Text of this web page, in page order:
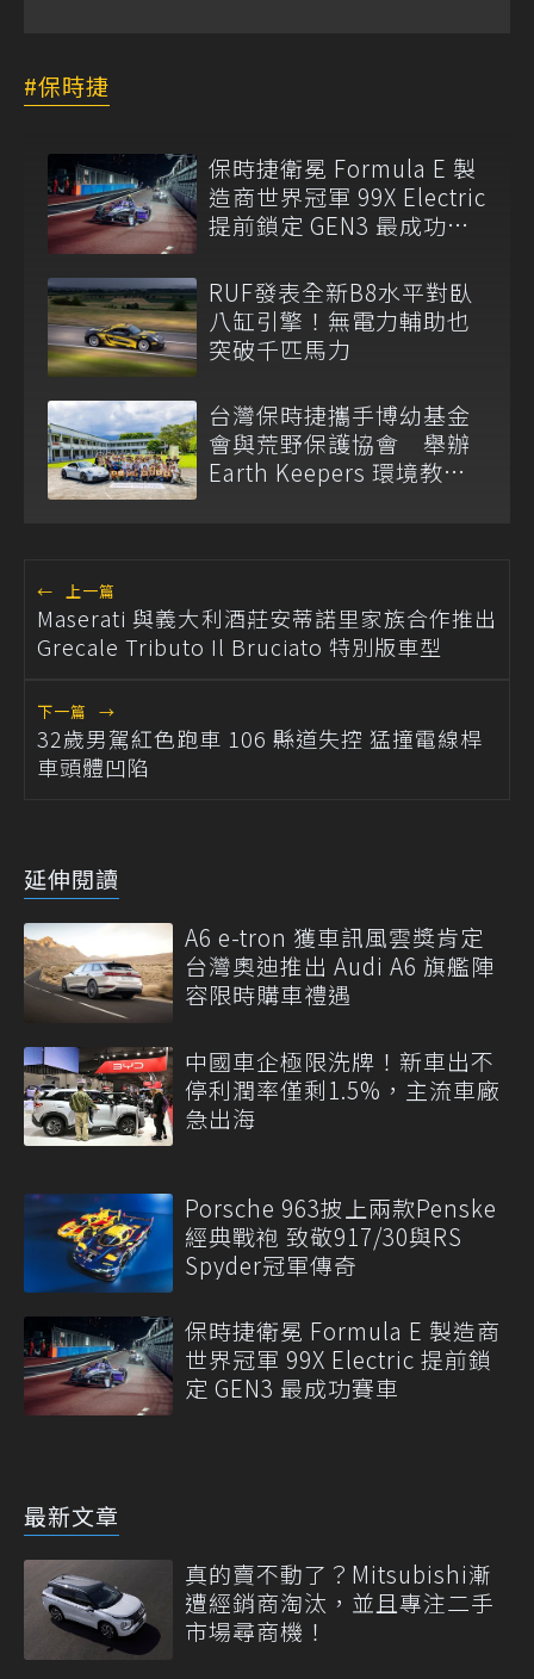
保時捷
保時捷衛冕 Formula E 製
造商世界冠軍 99X Electric
提前鎖定 GEN3 最成功賽
RUF發表全新B8水平對臥
八缸引擎！無電力輔助也
突破千匹馬力
台灣保時捷攜手博幼基金
會與荒野保護協會 舉辦
Earth Keepers 環境教育
← 上一篇
Maserati 與義大利酒莊安蒂諾里家族合作推出
Grecale Tributo Il Bruciato 特別版車型
下一篇 →
32歲男駕紅色跑車 106 縣道失控 猛撞電線桿
車頭體凹陷
延伸閱讀
A6 e-tron 獲車訊風雲獎肯定
台灣奧迪推出 Audi A6 旗艦陣
容限時購車禮遇
中國車企極限洗牌！新車出不
停利潤率僅剩1.5%，主流車廠
急出海
Porsche 963披上兩款Penske
經典戰袍 致敬917/30與RS
Spyder冠軍傳奇
保時捷衛冕 Formula E 製造商
世界冠軍 99X Electric 提前鎖
定 GEN3 最成功賽車
最新文章
真的賣不動了？Mitsubishi漸
遭經銷商淘汰，並且專注二手
市場尋商機！